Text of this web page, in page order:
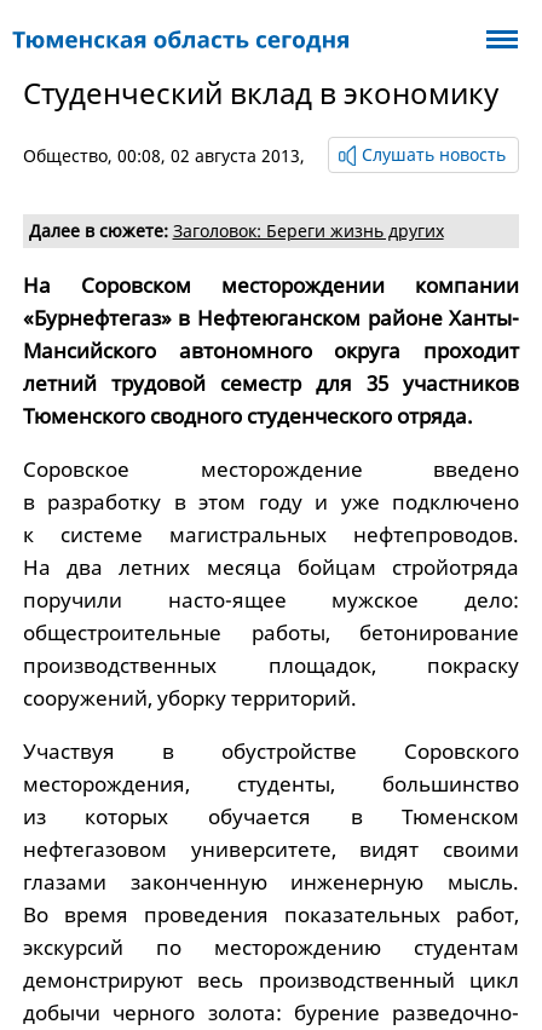
Студенческий вклад в экономику
Общество, 00:08, 02 августа 2013, Слушать новость
Далее в сюжете: Заголовок: Береги жизнь других
На Соровском месторождении компании
«Бурнефтегаз» в Нефтеюганском районе Ханты-
Мансийского автономного округа проходит
летний трудовой семестр для 35 участников
Тюменского сводного студенческого отряда.
Соровское месторождение введено
в разработку в этом году и уже подключено
к системе магистральных нефтепроводов.
На два летних месяца бойцам стройотряда
поручили насто-ящее мужское дело:
общестроительные работы, бетонирование
производственных площадок, покраску
сооружений, уборку территорий.
Участвуя в обустройстве Соровского
месторождения, студенты, большинство
из которых обучается в Тюменском
нефтегазовом университете, видят своими
глазами законченную инженерную мысль.
Во время проведения показательных работ,
экскурсий по месторождению студентам
демонстрируют весь производственный цикл
добычи черного золота: бурение разведочно-